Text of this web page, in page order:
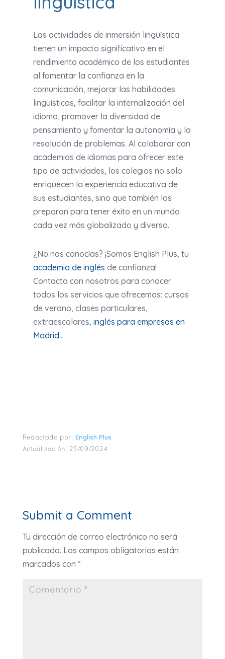
Las actividades de inmersión lingüística
tienen un impacto significativo en el
rendimiento académico de los estudiantes
al fomentar la confianza en la
comunicación, mejorar las habilidades
lingüísticas, facilitar la internalización del
idioma, promover la diversidad de
pensamiento y fomentar la autonomía y la
resolución de problemas. Al colaborar con
academias de idiomas para ofrecer este
tipo de actividades, los colegios no solo
enriquecen la experiencia educativa de
sus estudiantes, sino que también los
preparan para tener éxito en un mundo
cada vez más globalizado y diverso.
¿No nos conocías? ¡Somos English Plus, tu
academia de inglés de confianza!
Contacta con nosotros para conocer
todos los servicios que ofrecemos: cursos
de verano, clases particulares,
extraescolares, inglés para empresas en
Madrid…
Redactado por: English Plus
Actualización: 25/09/2024
Submit a Comment
Tu dirección de correo electrónico no será
publicada. Los campos obligatorios están
marcados con *